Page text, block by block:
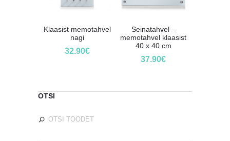
Klaasist memotahvel
nagi
32.90€
Seinatahvel –
memotahvel klaasist
40 x 40 cm
37.90€
OTSI